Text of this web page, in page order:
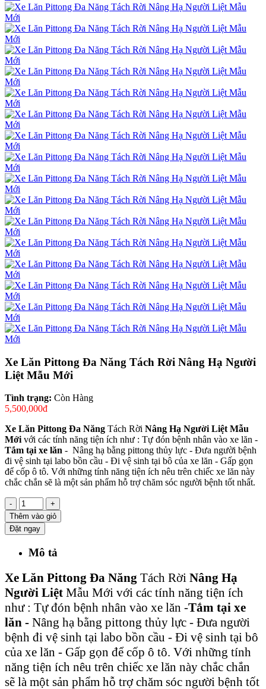
Xe Lăn Pittong Đa Năng Tách Rời Nâng Hạ Người
Liệt Mẫu Mới
Tình trạng: Còn Hàng
5,500,000đ
Xe Lăn Pittong Đa Năng Tách Rời Nâng Hạ Người Liệt Mẫu
Mớivới các tính năng tiện ích như : Tự đón bệnh nhân vào xe lăn -
Tắm tại xe lăn - Nâng hạ bằng pittong thủy lực - Đưa người bệnh
đi vệ sinh tại labo bồn cầu - Đi vệ sinh tại bô của xe lăn - Gấp gọn
để cốp ô tô. Với những tính năng tiện ích nêu trên chiếc xe lăn này
chắc chắn sẽ là một sản phẩm hỗ trợ chăm sóc người bệnh tốt nhất.
-
+
Thêm vào giỏ
Đặt ngay
Mô tả
Xe Lăn Pittong Đa Năng Tách Rời Nâng Hạ
Người Liệt Mẫu Mới với các tính năng tiện ích
như : Tự đón bệnh nhân vào xe lăn -Tắm tại xe
lăn - Nâng hạ bằng pittong thủy lực - Đưa người
bệnh đi vệ sinh tại labo bồn cầu - Đi vệ sinh tại bô
của xe lăn - Gấp gọn để cốp ô tô. Với những tính
năng tiện ích nêu trên chiếc xe lăn này chắc chắn
sẽ là một sản phẩm hỗ trợ chăm sóc người bệnh tốt